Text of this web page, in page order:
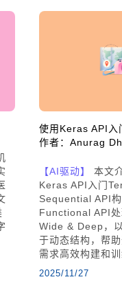
使用Keras API
作者：Anurag
【AI驱动】
本文
Keras API入门
Sequential API构
Functional API处
Wide & Deep，
于动态结构，帮
需求高效构建和训
2025/11/27